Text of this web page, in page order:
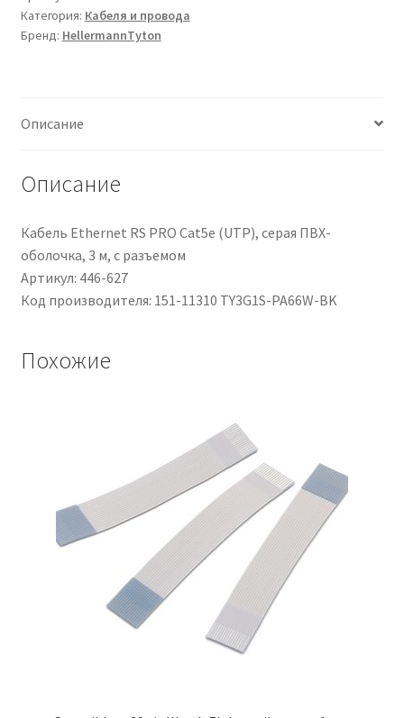
Nero,
autoadesivo,
mm,
fissaggio
2.2mm,
pezzi
Категория: Кабеля и провода
Бренд: HellermannTyton
Описание
Описание
Кабель Ethernet RS PRO Cat5e (UTP), серая ПВХ-
оболочка, 3 м, с разъемом
Артикул: 446-627
Код производителя: 151-11310 TY3G1S-PA66W-BK
Похожие